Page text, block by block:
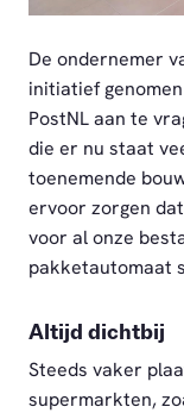
De ondernemer
initiatief
PostNL aan te
die er nu staat
toenemende
ervoor zorgen
voor al onze
pakketautomaat
Altijd dichtbij
Steeds vaker
supermarkten,